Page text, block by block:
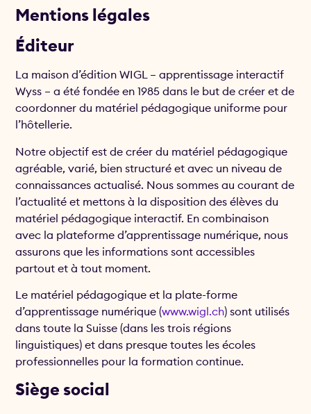
Mentions légales
Éditeur
La maison d’édition WIGL – apprentissage interactif
Wyss – a été fondée en 1985 dans le but de créer et de
coordonner du matériel pédagogique uniforme pour
l’hôtellerie.
Notre objectif est de créer du matériel pédagogique
agréable, varié, bien structuré et avec un niveau de
connaissances actualisé. Nous sommes au courant de
l’actualité et mettons à la disposition des élèves du
matériel pédagogique interactif. En combinaison
avec la plateforme d’apprentissage numérique, nous
assurons que les informations sont accessibles
partout et à tout moment.
Le matériel pédagogique et la plate-forme
d’apprentissage numérique (www.wigl.ch) sont utilisés
dans toute la Suisse (dans les trois régions
linguistiques) et dans presque toutes les écoles
professionnelles pour la formation continue.
Siège social